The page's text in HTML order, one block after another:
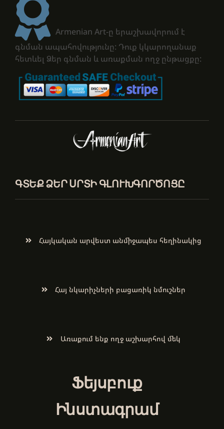
Armenian Art-ը երաշխավորում է
գնման ապահովությունը: Դուք կկարողանաք
հետևել Ձեր գնման և առաքման ողջ ընթացքը:
ԳՏԵՔ ՁԵՐ ՍՐՏԻ ԳԼՈՒԽԳՈՐԾՈՑԸ
Հայկական արվեստ անմիջապես հեղինակից
Հայ նկարիչների բացառիկ նմուշներ
Առաքում ենք ողջ աշխարհով մեկ
Ֆեյսբուք
Ինստագրամ